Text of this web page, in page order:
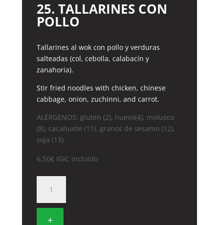
25. TALLARINES CON
POLLO
Tallarines al wok con pollo y verduras
salteadas (col, cebolla, calabacín y
zanahoria).
Stir fried noodles with chicken, chinese
cabbage, onion, zuchinni, and carrot.
ALÉRGENOS: gluten (2), huevo(4), molusco
(8), cacahuete (11), granos de sesamo (12),
soja (13).
6,50€ IGIC incluido
TALLARINES
CON
+